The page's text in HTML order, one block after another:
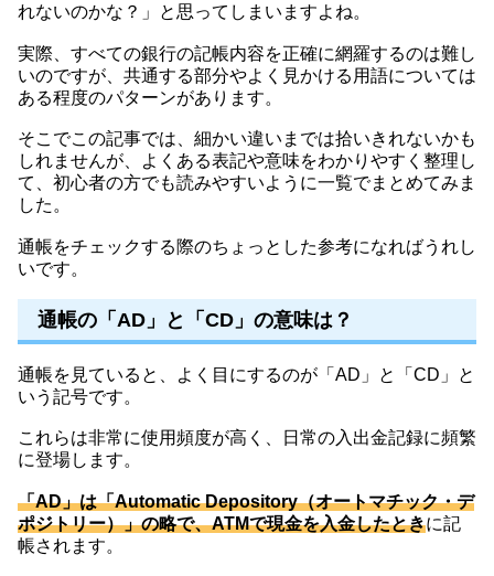
れないのかな？」と思ってしまいますよね。
実際、すべての銀行の記帳内容を正確に網羅するのは難し
いのですが、共通する部分やよく見かける用語については
ある程度のパターンがあります。
そこでこの記事では、細かい違いまでは拾いきれないかも
しれませんが、よくある表記や意味をわかりやすく整理し
て、初心者の方でも読みやすいように一覧でまとめてみま
した。
通帳をチェックする際のちょっとした参考になればうれし
いです。
通帳の「AD」と「CD」の意味は？
通帳を見ていると、よく目にするのが「AD」と「CD」と
いう記号です。
これらは非常に使用頻度が高く、日常の入出金記録に頻繁
に登場します。
「AD」は「Automatic Depository（オートマチック・デ
ポジトリー）」の略で、ATMで現金を入金したときに記
帳されます。